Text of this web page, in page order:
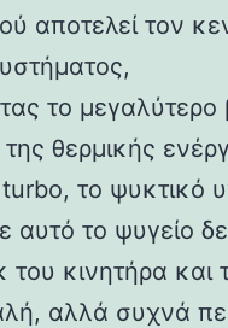
αποτελεί τον
το μεγαλύτερο
θερμικής
το ψυκτικό
αυτό το ψυγείο
κινητήρα και
αλλά συχνά